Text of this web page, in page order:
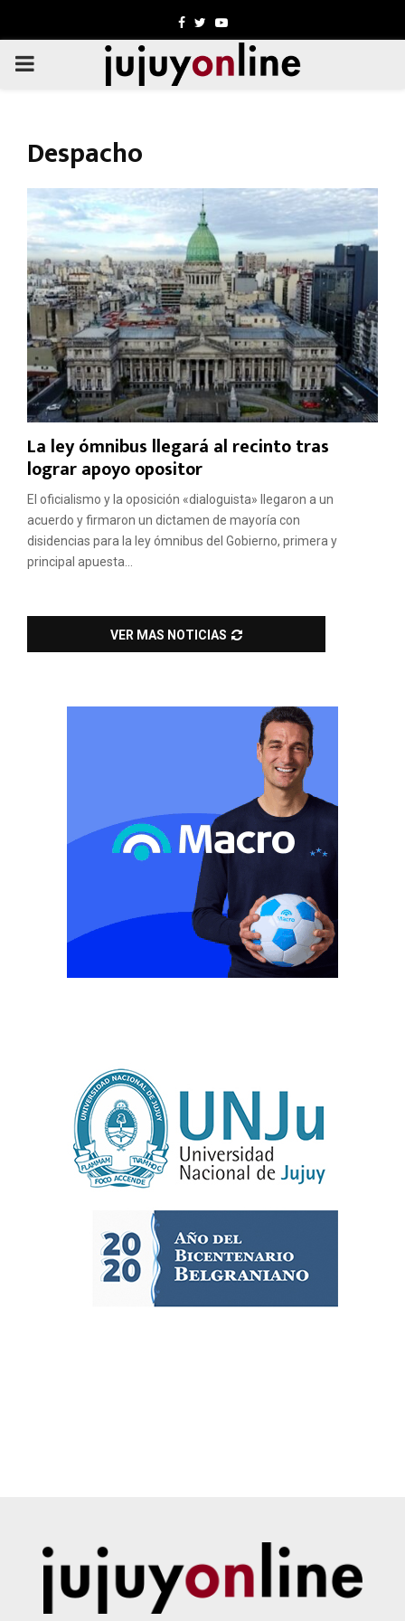
Facebook
TwitterYoutube
PRIMARY
Despacho
La ley ómnibus llegará al recinto tras
lograr apoyo opositor
El oficialismo y la oposición «dialoguista» llegaron a un
acuerdo y firmaron un dictamen de mayoría con
disidencias para la ley ómnibus del Gobierno, primera y
principal apuesta...
VER MAS NOTICIAS